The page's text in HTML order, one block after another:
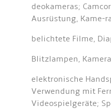
deokameras;
Ausrüstung, Kame-
belichtete Filme,
Blitzlampen,
elektronische
Verwendung mit
Videospielgeräte;